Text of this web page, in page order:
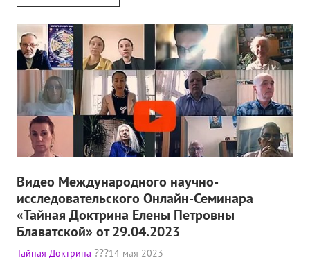
Открытая школа теософии
Фотоматериалы
Видео
ГОВОРЯТ ТЕОСОФЫ. Рубрика «Вопрос-Ответ»
Книги
Семинары
Плейлист "Международный научно-исследовательский
Плейлист "«Тайная Доктрина» Класс онлайн изучения"
Видео Международного научно-
исследовательского Онлайн-Семинара
«Тайная Доктрина Елены Петровны
Блаватской» от 29.04.2023
Тайная Доктрина 14 мая 2023